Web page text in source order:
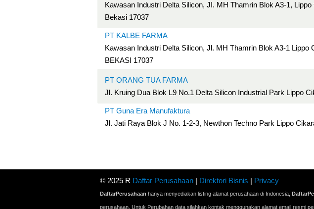
Kawasan Industri Delta Silicon, JI. MH Thamrin Blok A3-1,
Bekasi 17037
PT KALBE FARMA
Kawasan Industri Delta Silicon, Jl. MH Thamrin Blok A3-1 Lippo
BEKASI 17037
PT ORANG TUA FARMA
Jl. Kruing Dua Blok L9 No.1 Delta Silicon Industrial Park Lippo
PT Guna Era Manufaktura
Jl. Jati Raya Blok J No. 1-2-3, Newthon Techno Park Lippo
© 2025 R Daftar Perusahaan | Direktori Bisnis | Privacy
DaftarPerusahaan hanya menyediakan listing alamat perusahaan di Indonesia,
perusahaan. Untuk Perubahan data silahkan kontak menggunakan alamat email resmi